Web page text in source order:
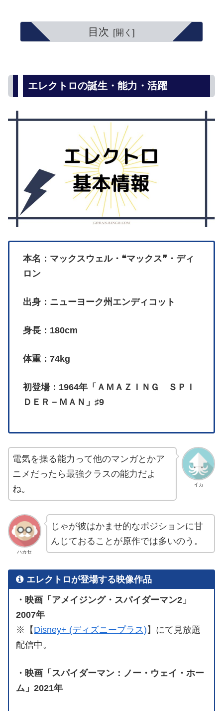
目次
エレクトロの誕生・能力・活躍
本名：マックスウェル・❝マックス❞・ディ
ロン
出身：ニューヨーク州エンディコット
身長：180cm
体重：74kg
初登場：1964年「ＡＭＡＺＩＮＧ ＳＰＩ
ＤＥＲ－ＭＡＮ」♯9
イカ
電気を操る能力って他のマンガとかア
ニメだったら最強クラスの能力だよ
ね。
ハカセ
じゃが彼はかませ的なポジションに甘
んじておることが原作では多いのう。
エレクトロが登場する映像作品
・映画「アメイジング・スパイダーマン2」
2007年
※【 Disney+ (ディズニープラス) 】にて見放題
配信中。
・映画「スパイダーマン：ノー・ウェイ・ホー
ム」2021年